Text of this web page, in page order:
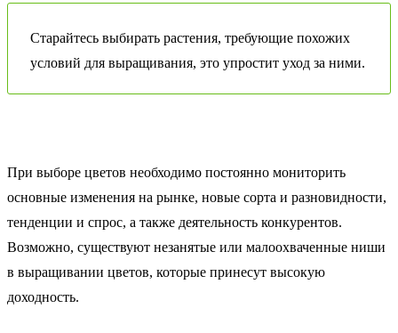
Старайтесь выбирать растения, требующие похожих
условий для выращивания, это упростит уход за ними.
При выборе цветов необходимо постоянно мониторить
основные изменения на рынке, новые сорта и разновидности,
тенденции и спрос, а также деятельность конкурентов.
Возможно, существуют незанятые или малоохваченные ниши
в выращивании цветов, которые принесут высокую
доходность.